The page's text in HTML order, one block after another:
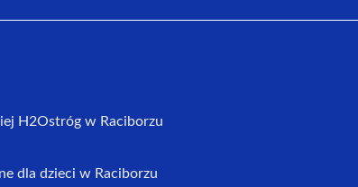
H2Ostróg w Raciborzu
dla dzieci w Raciborzu